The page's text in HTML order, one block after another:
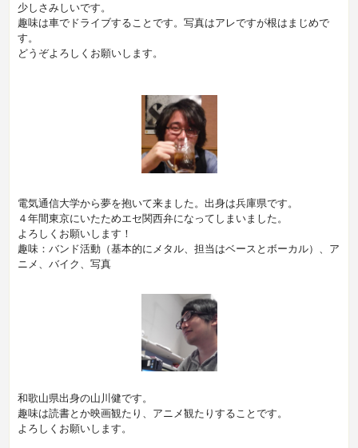
少しさみしいです。
趣味は車でドライブすることです。写真はアレですが根はまじめで
す。
どうぞよろしくお願いします。
電気通信大学から夢を抱いて来ました。出身は兵庫県です。
４年間東京にいたためエセ関西弁になってしまいました。
よろしくお願いします！
趣味：バンド活動（基本的にメタル、担当はベースとボーカル）、ア
ニメ、バイク、写真
和歌山県出身の山川健です。
趣味は読書とか映画観たり、アニメ観たりすることです。
よろしくお願いします。